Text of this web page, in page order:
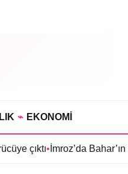
⌁ EKONOMİ
İmroz’da Bahar’ın afişi